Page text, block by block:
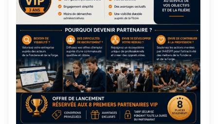
février 2020
janvier 2020
décembre 2019
novembre 2019
octobre 2019
septembre 2019
août 2019
juillet 2019
mars 2012
février 2012
janvier 2012
décembre 2011
novembre 2011
octobre 2011
septembre 2011
août 2011